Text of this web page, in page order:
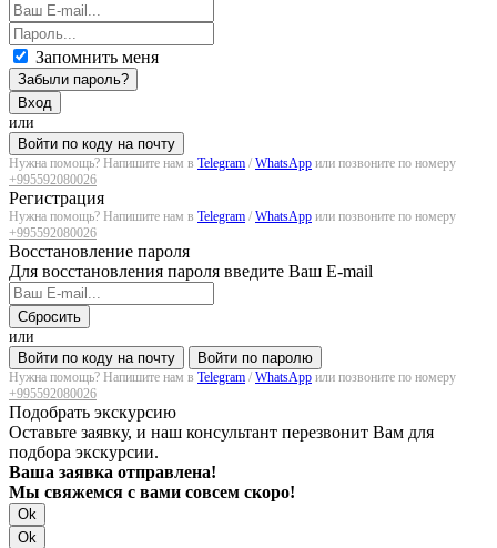
Запомнить меня
Забыли пароль?
Вход
или
Войти по коду на почту
Нужна помощь? Напишите нам в Telegram / WhatsApp или позвоните по номеру
+995592080026
Регистрация
Нужна помощь? Напишите нам в Telegram / WhatsApp или позвоните по номеру
+995592080026
Восстановление пароля
Для восстановления пароля введите Ваш E-mail
Сбросить
или
Войти по коду на почту
Войти по паролю
Нужна помощь? Напишите нам в Telegram / WhatsApp или позвоните по номеру
+995592080026
Подобрать экскурсию
Оставьте заявку, и наш консультант перезвонит Вам для
подбора экскурсии.
Ваша заявка отправлена!
Мы свяжемся с вами совсем скоро!
Ok
Ok